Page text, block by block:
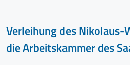
Verleihung des Nikolaus-
die Arbeitskammer des